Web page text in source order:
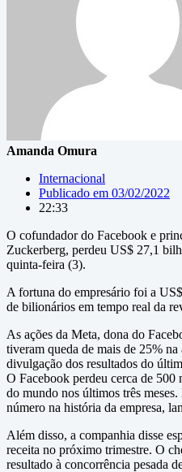
Amanda Omura
Internacional
Publicado em 03/02/2022
22:33
O cofundador do Facebook e
Zuckerberg, perdeu US$ 27,1
quinta-feira (3).
A fortuna do empresário foi a
de bilionários em tempo real da
As ações da Meta, dona do
tiveram queda de mais de 25%
divulgação dos resultados do
O Facebook perdeu cerca de
do mundo nos últimos três
número na história da empresa,
Além disso, a companhia disse
receita no próximo trimestre. O
resultado à concorrência pesada